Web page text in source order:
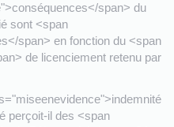
span> du
sont <span
span> en fonction du <span
de licenciement retenu par
perçoit-il des <span